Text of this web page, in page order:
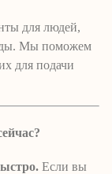
для людей,
Мы поможем
для подачи
Если вы